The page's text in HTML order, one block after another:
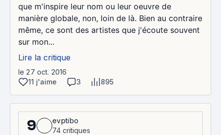
que m'inspire leur nom ou leur oeuvre de
manière globale, non, loin de là. Bien au contraire
même, ce sont des artistes que j'écoute souvent
sur mon...
Lire la critique
le 27 oct. 2016
11 j'aime
3 895
9
evptibo
74 critiques